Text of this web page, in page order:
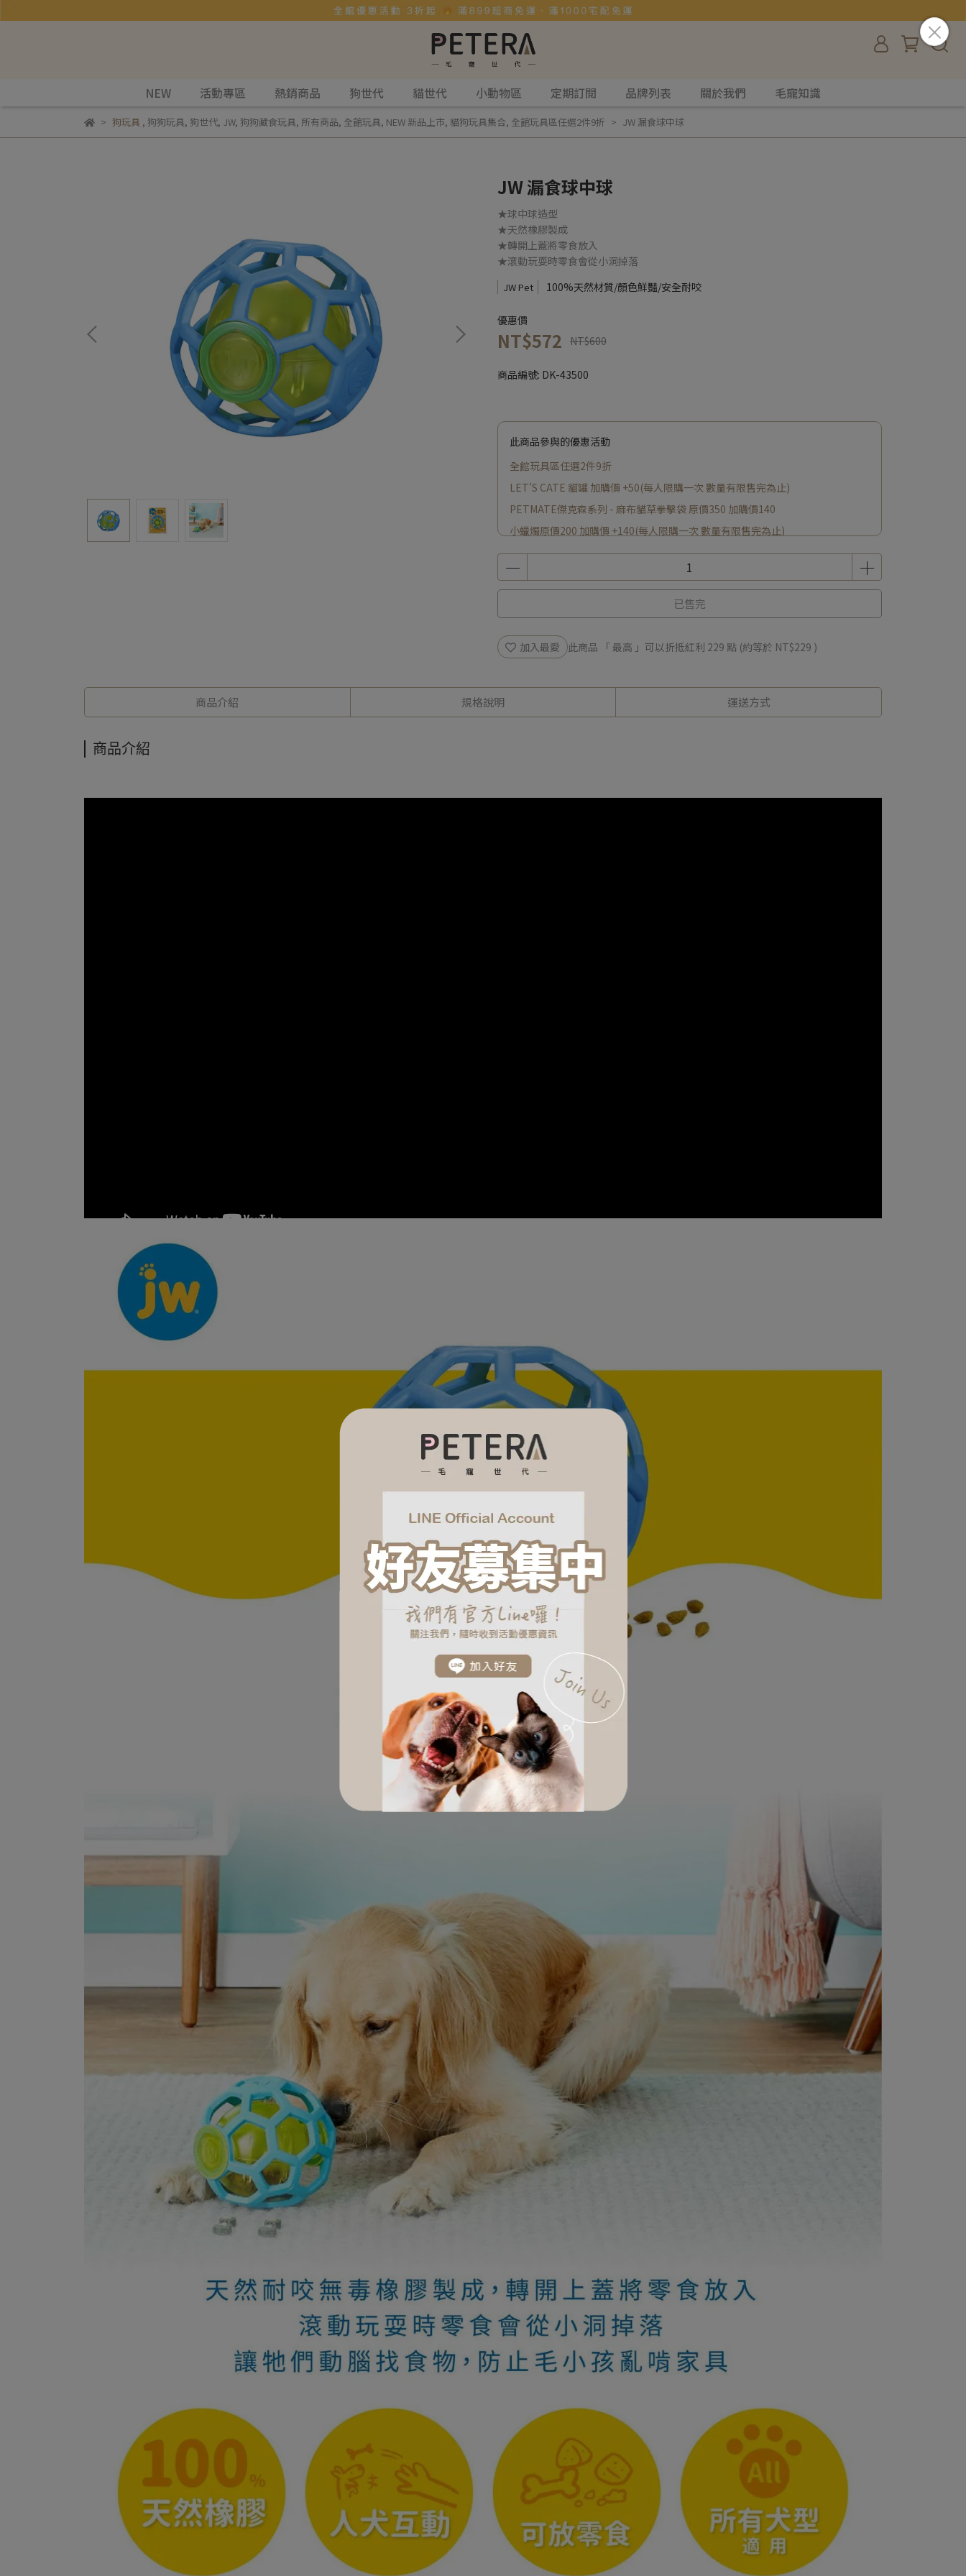
NEW 活動專區 熱銷商品 狗世代 貓世代 小動物區 定期訂閱 品牌列表 關於我們 毛寵知識
狗玩具, 狗狗玩具, 狗世代, JW, 狗狗藏食玩具, 所有商品, 全館玩具, NEW 新品上市, 貓狗玩具集合, 全館玩具區任選2件9折 JW 漏食球中球
JW 漏食球中球
★球中球造型
★天然橡膠製成
★轉開上蓋將零食放入
★滾動玩耍時零食會從小洞掉落
JW Pet 100%天然材質/顏色鮮豔/安全耐咬
優惠價
NT$572 NT$600
商品編號: DK-43500
此商品參與的優惠活動
全館玩具區任選2件9折
LET'S CATE 貓罐 加購價 +50(每人限購一次 數量有限售完為止)
PETMATE傑克森系列 - 麻布貓草拳擊袋 原價350 加購價140
小蠟燭原價200 加購價 +140(每人限購一次 數量有限售完為止)
已售完
加入最愛 此商品 「 最高 」可以折抵紅利 229 點 (約等於 NT$229 )
商品介紹 規格說明 運送方式
商品介紹